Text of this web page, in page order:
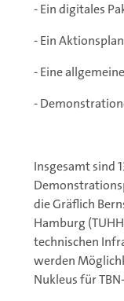
- Ein digitales
- Ein
- Eine
-
Insgesamt sind
die Gräflich
Hamburg
technischen
werden
Nukleus für